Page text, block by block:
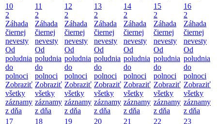
10
2
Záhada
čiernej
nevesty
Od
poludnia
do
polnoci
Zobraziť
všetky
záznamy
z dňa
11
2
Záhada
čiernej
nevesty
Od
poludnia
do
polnoci
Zobraziť
všetky
záznamy
z dňa
12
2
Záhada
čiernej
nevesty
Od
poludnia
do
polnoci
Zobraziť
všetky
záznamy
z dňa
13
2
Záhada
čiernej
nevesty
Od
poludnia
do
polnoci
Zobraziť
všetky
záznamy
z dňa
14
2
Záhada
čiernej
nevesty
Od
poludnia
do
polnoci
Zobraziť
všetky
záznamy
z dňa
15
2
Záhada
čiernej
nevesty
Od
poludnia
do
polnoci
Zobraziť
všetky
záznamy
z dňa
16
2
Záhada
čiernej
nevesty
Od
poludnia
do
polnoci
Zobraziť
všetky
záznamy
z dňa
17
18
19
20
21
22
23